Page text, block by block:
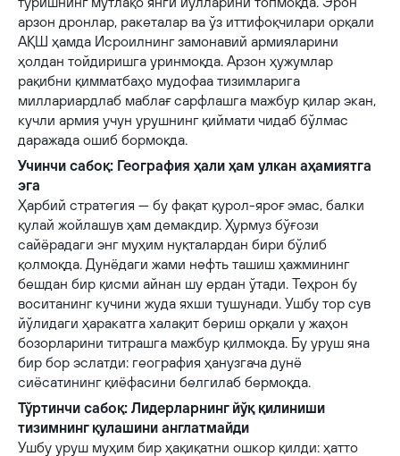
арзон дронлар, ракеталар ва ўз иттифоқчилари орқали
АҚШ ҳамда Исроилнинг замонавий армияларини
ҳолдан тойдиришга уринмоқда. Арзон ҳужумлар
рақибни қимматбаҳо мудофаа тизимларига
миллариардлаб маблағ сарфлашга мажбур қилар экан,
кучли армия учун урушнинг қиймати чидаб бўлмас
даражада ошиб бормоқда.
Учинчи сабоқ: География ҳали ҳам улкан аҳамиятга
эга
Ҳарбий стратегия — бу фақат қурол-яроғ эмас, балки
қулай жойлашув ҳам демакдир. Ҳурмуз бўғози
сайёрадаги энг муҳим нуқталардан бири бўлиб
қолмоқда. Дунёдаги жами нефть ташиш ҳажмининг
бешдан бир қисми айнан шу ердан ўтади. Теҳрон бу
воситанинг кучини жуда яхши тушунади. Ушбу тор сув
йўлидаги ҳаракатга халақит бериш орқали у жаҳон
бозорларини титрашга мажбур қилмоқда. Бу уруш яна
бир бор эслатди: география ҳанузгача дунё
сиёсатининг қиёфасини белгилаб бермоқда.
Тўртинчи сабоқ: Лидерларнинг йўқ қилиниши
тизимнинг қулашини англатмайди
Ушбу уруш муҳим бир ҳақиқатни ошкор қилди: ҳатто